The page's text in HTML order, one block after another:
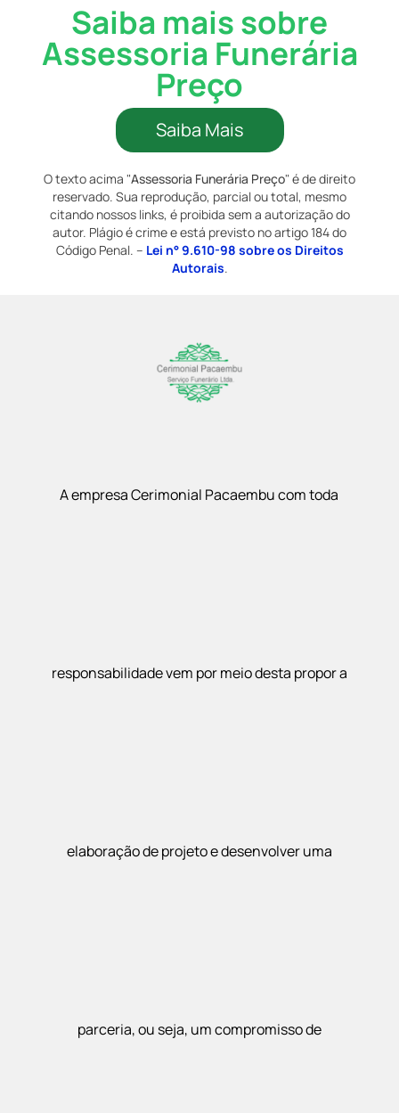
Saiba mais sobre
Assessoria Funerária
Preço
Saiba Mais
O texto acima "Assessoria Funerária Preço" é de direito
reservado. Sua reprodução, parcial ou total, mesmo
citando nossos links, é proibida sem a autorização do
autor. Plágio é crime e está previsto no artigo 184 do
Código Penal. – Lei n° 9.610-98 sobre os Direitos
Autorais.
A empresa Cerimonial Pacaembu com toda
responsabilidade vem por meio desta propor a
elaboração de projeto e desenvolver uma
parceria, ou seja, um compromisso de